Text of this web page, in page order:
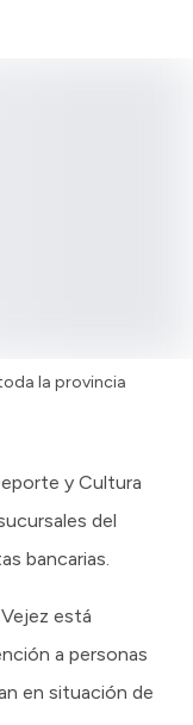
la provincia
y Cultura
del
bancarias.
está
a personas
en situación de